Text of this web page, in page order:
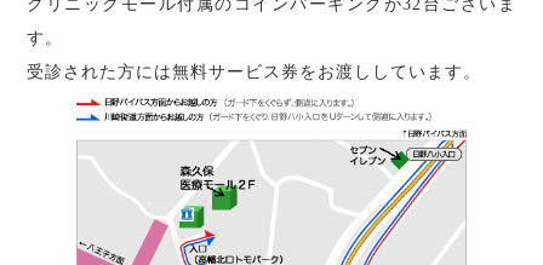
クリニックモール付属のコインパーキングが32台ございま
す。
受診された方には無料サービス券をお渡ししています。